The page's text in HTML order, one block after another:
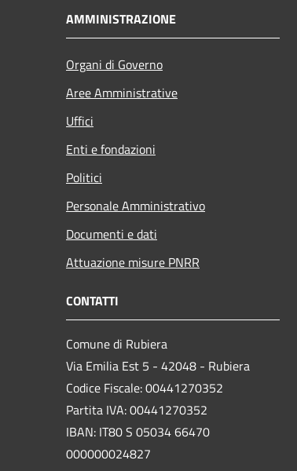
AMMINISTRAZIONE
Organi di Governo
Aree Amministrative
Uffici
Enti e fondazioni
Politici
Personale Amministrativo
Documenti e dati
Attuazione misure PNRR
CONTATTI
Comune di Rubiera
Via Emilia Est 5 - 42048 - Rubiera
Codice Fiscale: 00441270352
Partita IVA: 00441270352
IBAN: IT80 S 05034 66470
000000024827